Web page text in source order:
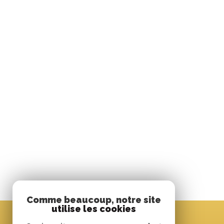
Comme beaucoup, notre site
utilise les cookies